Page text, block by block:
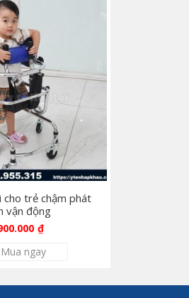
cho trẻ chậm phát
vận động
₫
Mua ngay